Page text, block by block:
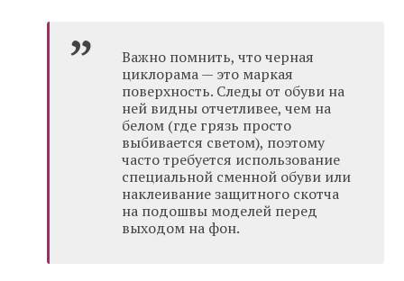
Важно помнить, что черная
циклорама — это маркая
поверхность. Следы от обуви на
ней видны отчетливее, чем на
белом (где грязь просто
выбивается светом), поэтому
часто требуется использование
специальной сменной обуви или
наклеивание защитного скотча
на подошвы моделей перед
выходом на фон.